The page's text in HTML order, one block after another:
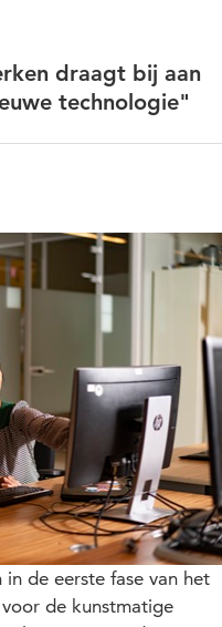
draagt bij aan
technologie"
de eerste fase van het
de kunstmatige